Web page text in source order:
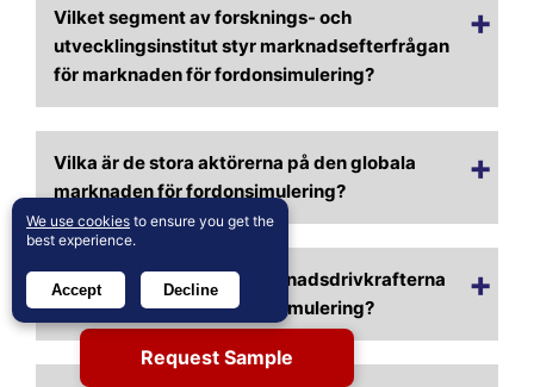
Vilket segment av forsknings- och
utvecklingsinstitut styr marknadsefterfrågan
för marknaden för fordonsimulering?
Vilka är de stora aktörerna på den globala
marknaden för fordonsimulering?
Vilka är de viktigaste marknadsdrivkrafterna
för marknaden för fordonsimulering?
Request Sample
We use cookies to ensure you get the
best experience.
Accept Decline